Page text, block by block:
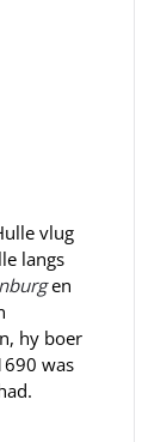
vlug
langs
en
hy boer
was